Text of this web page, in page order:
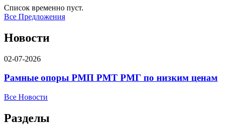
Список временно пуст.
Все Предложения
Новости
02-07-2026
Рамные опоры РМП РМТ РМГ по низким ценам
Все Новости
Разделы